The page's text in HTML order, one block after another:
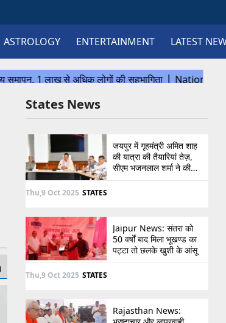
ASTROLOGY ENTERTAINMENT LATEST
States News
जयपुर में गृहमंत्री अमित शाह
की यात्रा की तैयारियां तेज़,
सीएम भजनलाल शर्मा ने की
उच्चस्तरीय बैठक
Thu,9 Oct 2025 STATES
Jaipur News: संतरा को
50 वर्षों बाद मिला भूखण्ड का
पट्टा तो छलके खुशी के आंसू
Thu,9 Oct 2025 STATES
Rajasthan News: